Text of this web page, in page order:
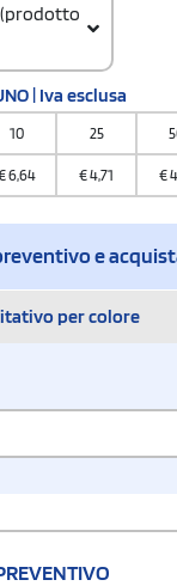
(prodotto
| Iva esclusa
10 25
6,64 €4,71 €
e
per colore